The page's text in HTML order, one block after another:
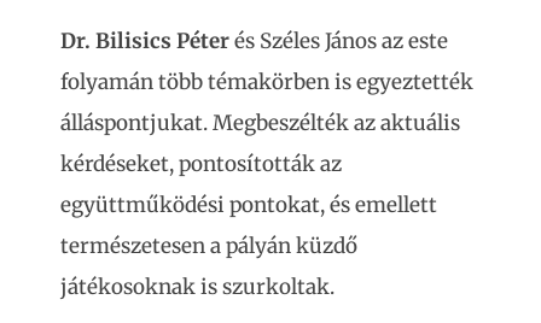
Dr. Bilisics Péterés Széles János az este
folyamán több témakörben is egyeztették
álláspontjukat. Megbeszélték az aktuális
kérdéseket, pontosították az
együttműködési pontokat, és emellett
természetesen a pályán küzdő
játékosoknak is szurkoltak.